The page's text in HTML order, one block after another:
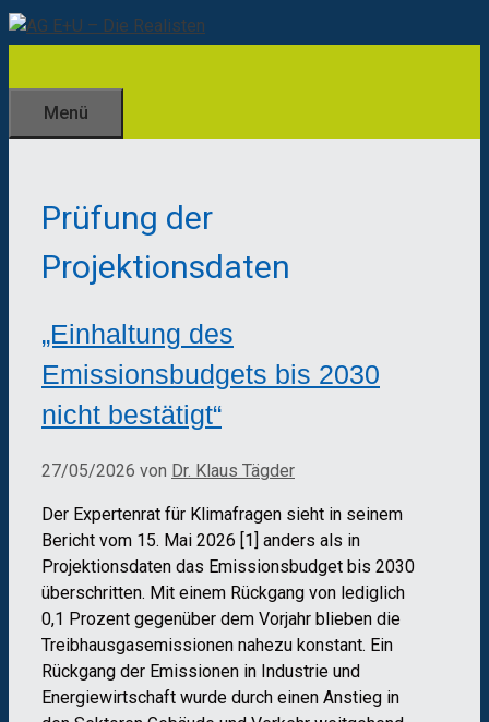
Zum
Inhalt
Menü
Prüfung der
Projektionsdaten
„Einhaltung des
Emissionsbudgets bis 2030
nicht bestätigt“
27/05/2026 von Dr. Klaus Tägder
Der Expertenrat für Klimafragen sieht in seinem
Bericht vom 15. Mai 2026 [1] anders als in
Projektionsdaten das Emissionsbudget bis 2030
überschritten. Mit einem Rückgang von lediglich
0,1 Prozent gegenüber dem Vorjahr blieben die
Treibhausgasemissionen nahezu konstant. Ein
Rückgang der Emissionen in Industrie und
Energiewirtschaft wurde durch einen Anstieg in